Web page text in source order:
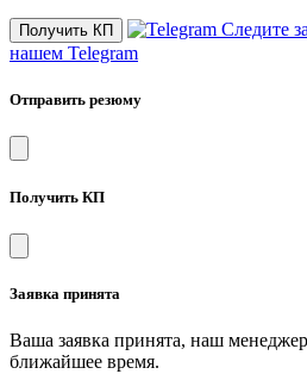
Получить КП
Следите
нашем Telegram
Отправить резюму
Получить КП
Заявка принята
Ваша заявка принята, наш
ближайшее время.